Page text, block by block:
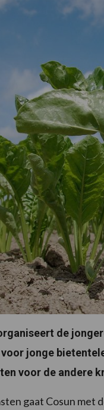
de
jonge
voor de andere
gaat Cosun met